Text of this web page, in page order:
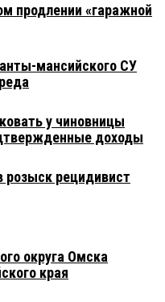
продлении «гаражной
мансийского СУ
у чиновницы
доходы
розыск рецидивист
округа Омска
края